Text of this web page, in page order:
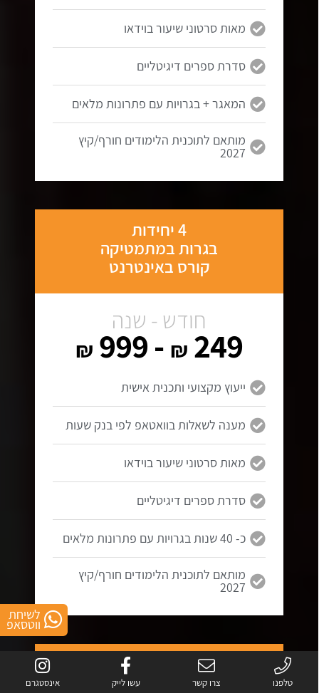
מאות סרטוני שיעור בוידאו
סדרת ספרים דיגיטליים
המאגר + בגרויות עם פתרונות מלאים
מותאם לתוכנית הלימודים חורף/קיץ
2027
4 יחידות
בגרות במתמטיקה
קורס באינטרנט
חודש - שנה
249
₪
- 999
₪
ייעוץ מקצועי ותכנית אישית
מענה לשאלות בוואטאפ לפי בנק שעות
מאות סרטוני שיעור בוידאו
סדרת ספרים דיגיטליים
כ- 40 שנות בגרויות עם פתרונות מלאים
מותאם לתוכנית הלימודים חורף/קיץ
2027
בגרות במתמטיקה
לשיחת
ווטסאפ
טלפנו צרו קשר עשו לייק אינסטגרם